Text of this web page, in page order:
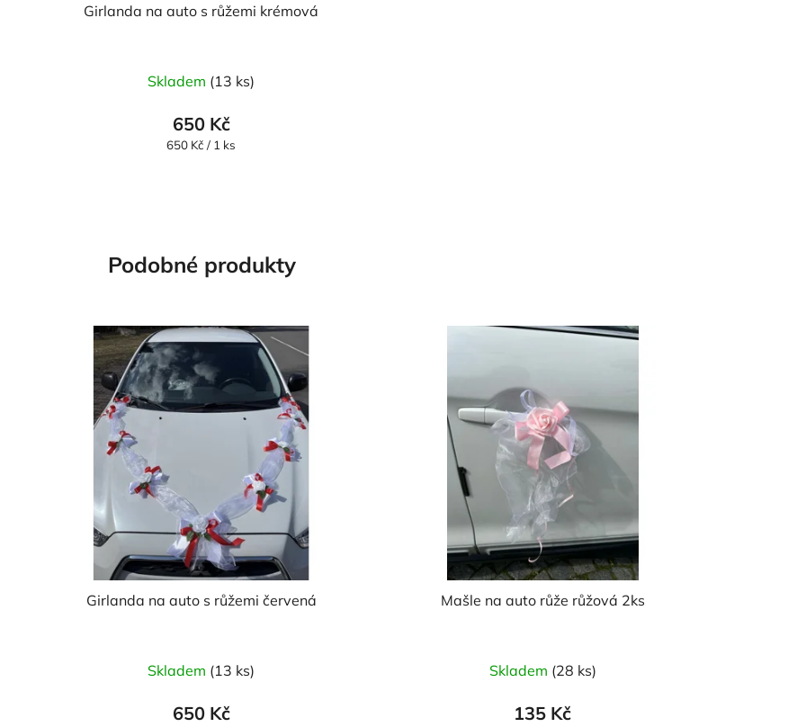
Girlanda na auto s růžemi krémová
Skladem (13 ks)
650 Kč
Měrná
650 Kč / 1 ks
Podobné produkty
Girlanda na auto s růžemi červená
Skladem (13 ks)
650 Kč
Mašle na auto růže růžová 2ks
hodnocení
produktu
Skladem (28 ks)
135 Kč